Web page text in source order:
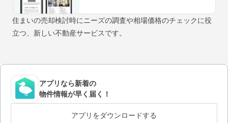
住まいの売却検討時にニーズの調査や相場価格のチェックに役
立つ、新しい不動産サービスです。
アプリなら新着の
物件情報が早く届く！
アプリをダウンロードする